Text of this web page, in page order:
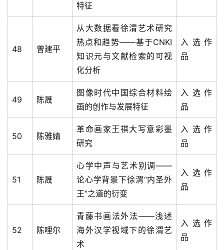
边
美
库
易
的
特征
48 曾建平
从大数据看徐渭艺术研究
热点和趋势——基于CNKI
知识元与文献检索的可视
化分析
入选作
品
49 陈晟
图像时代中国综合材料绘
画的创作与发展特征
入选作
品
50 陈雅婧
革命画家王祺大写意彩墨
研究
入选作
品
51 陈晟
心学中声与艺术别调——
论心学背景下徐渭“内圣外
王”之道的衍变
入选作
品
52 陈哩尔
青藤书画法外法——浅述
海外汉学视域下的徐渭艺
术
入选作
品